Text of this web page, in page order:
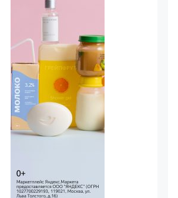
уровень заболеваемости
сохраняется в
в 16:29
потребовала
здание Дворца
в Чите
в 16:07
Чите перекроют до 12
из-за аварийной ситуации
к безопасному
Единого дня
обсудили в Забайкалье